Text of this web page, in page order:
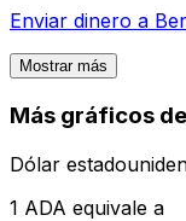
Enviar dinero a
Mostrar más
Más gráficos
Dólar
1 ADA equivale a